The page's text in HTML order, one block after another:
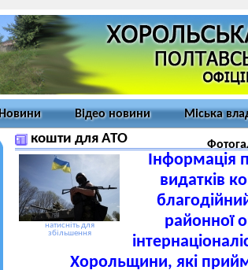
Новини Відео новини Міська
кошти для АТО
натисніть для
збільшення
Інформація
видатків
районної
Хорольщини, які